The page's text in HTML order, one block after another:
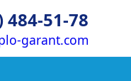
484-51-78
garant.com